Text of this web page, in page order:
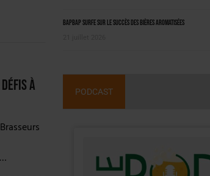
à
BAPBAP surfe sur le succès des bières aromatisées
PODCAST